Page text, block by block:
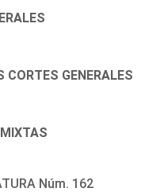
CORTES GENERALES
Núm. 162